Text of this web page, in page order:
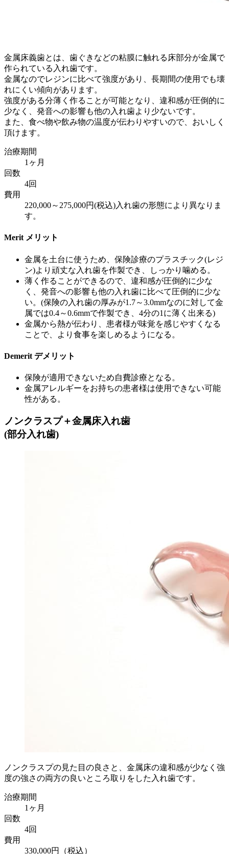
金属床義歯とは、歯ぐきなどの粘膜に触れる床部分が金属で
作られている入れ歯です。
金属なのでレジンに比べて強度があり、長期間の使用でも壊
れにくい傾向があります。
強度がある分薄く作ることが可能となり、違和感が圧倒的に
少なく、発音への影響も他の入れ歯より少ないです。
また、食べ物や飲み物の温度が伝わりやすいので、おいしく
頂けます。
治療期間
1ヶ月
回数
4回
費用
220,000～275,000円(税込)入れ歯の形態により異なりま
す。
Merit メリット
金属を土台に使うため、保険診療のプラスチック(レジ
ン)より頑丈な入れ歯を作製でき、しっかり噛める。
薄く作ることができるので、違和感が圧倒的に少な
く、発音への影響も他の入れ歯に比べて圧倒的に少な
い。(保険の入れ歯の厚みが1.7～3.0mmなのに対して金
属では0.4～0.6mmで作製でき、4分の1に薄く出来る)
金属から熱が伝わり、患者様が味覚を感じやすくなる
ことで、より食事を楽しめるようになる。
Demerit デメリット
保険が適用できないため自費診療となる。
金属アレルギーをお持ちの患者様は使用できない可能
性がある。
ノンクラスプ＋金属床入れ歯
(部分入れ歯)
ノンクラスプの見た目の良さと、金属床の違和感が少なく強
度の強さの両方の良いところ取りをした入れ歯です。
治療期間
1ヶ月
回数
4回
費用
330,000円（税込）